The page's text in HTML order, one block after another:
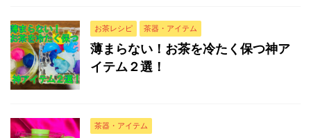
お茶レシピ 茶器・アイテム
薄まらない！お茶を冷たく保つ神ア
イテム２選！
茶器・アイテム